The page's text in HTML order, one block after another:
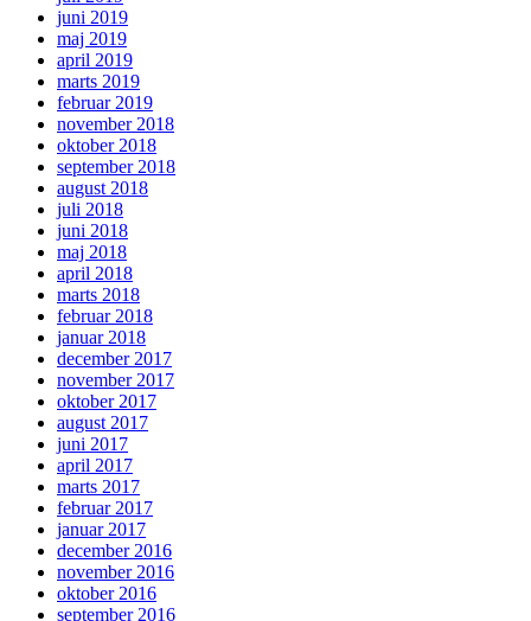
juni 2019
maj 2019
april 2019
marts 2019
februar 2019
november 2018
oktober 2018
september 2018
august 2018
juli 2018
juni 2018
maj 2018
april 2018
marts 2018
februar 2018
januar 2018
december 2017
november 2017
oktober 2017
august 2017
juni 2017
april 2017
marts 2017
februar 2017
januar 2017
december 2016
november 2016
oktober 2016
september 2016